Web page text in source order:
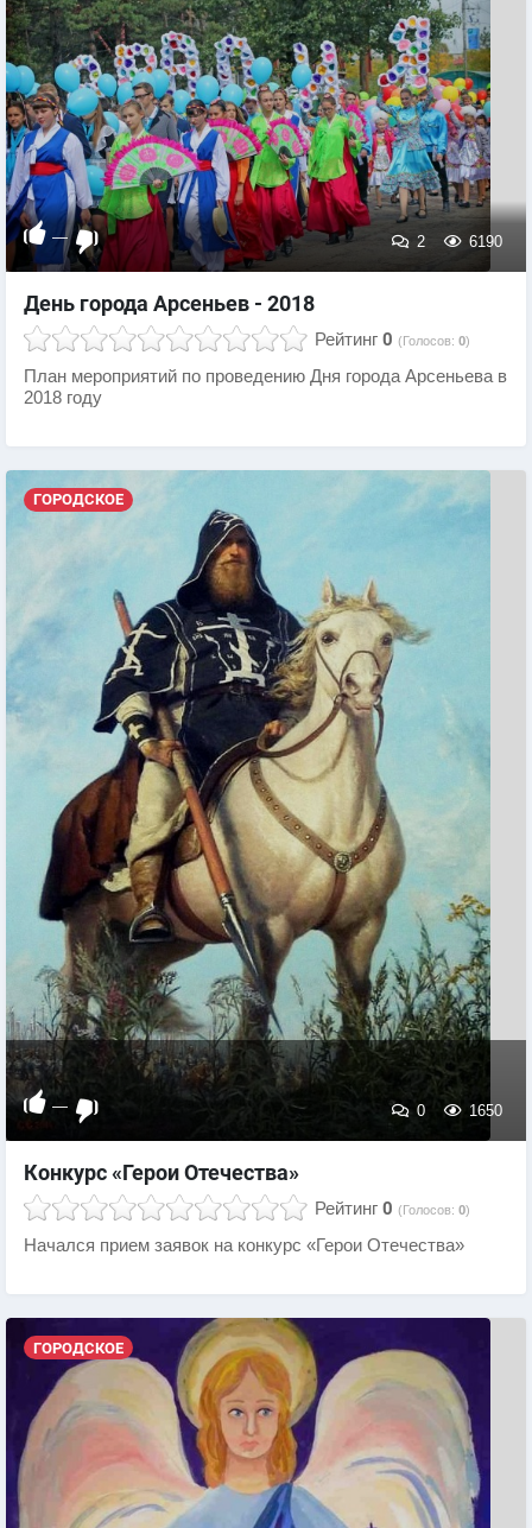
— 2 6190
День города Арсеньев - 2018
Рейтинг 0 (Голосов: 0)
План мероприятий по проведению Дня города Арсеньева в
2018 году
ГОРОДСКОЕ
— 0 1650
Конкурс «Герои Отечества»
Рейтинг 0 (Голосов: 0)
Начался прием заявок на конкурс «Герои Отечества»
ГОРОДСКОЕ